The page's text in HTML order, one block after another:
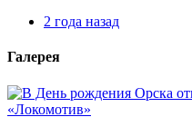
2 года назад
Галерея